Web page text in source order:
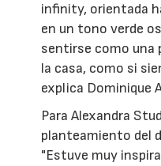
infinity, orientada
en un tono verde
sentirse como una
la casa, como si
explica Dominique
Para Alexandra
planteamiento del
"Estuve muy